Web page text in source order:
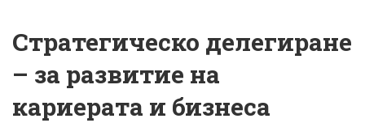
Стратегическо делегиране
– за развитие на
кариерата и бизнеса